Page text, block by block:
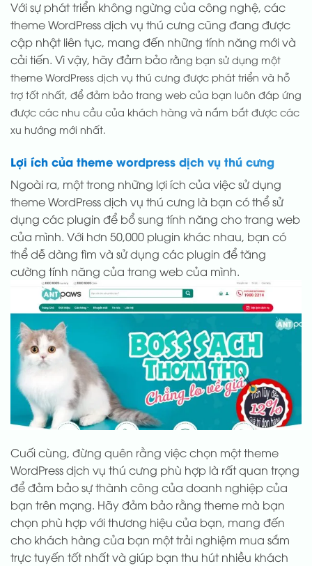
Với sự phát triển không ngừng của công nghệ, các
theme WordPress dịch vụ thú cưng cũng đang được
cập nhật liên tục, mang đến những tính năng mới và
cải tiến. Vì vậy, hãy đảm bảo rằng bạn sử dụng một
theme WordPress dịch vụ thú cưng được phát triển và hỗ
trợ tốt nhất, để đảm bảo trang web của bạn luôn đáp ứng
được các nhu cầu của khách hàng và nắm bắt được các
xu hướng mới nhất.
Lợi ích của theme wordpress dịch vụ thú cưng
Ngoài ra, một trong những lợi ích của việc sử dụng
theme WordPress dịch vụ thú cưng là bạn có thể sử
dụng các plugin để bổ sung tính năng cho trang web
của mình. Với hơn 50,000 plugin khác nhau, bạn có
thể dễ dàng tìm và sử dụng các plugin để tăng
cường tính năng của trang web của mình.
Cuối cùng, đừng quên rằng việc chọn một theme
WordPress dịch vụ thú cưng phù hợp là rất quan trọng
để đảm bảo sự thành công của doanh nghiệp của
bạn trên mạng. Hãy đảm bảo rằng theme mà bạn
chọn phù hợp với thương hiệu của bạn, mang đến
cho khách hàng của bạn một trải nghiệm mua sắm
trực tuyến tốt nhất và giúp bạn thu hút nhiều khách